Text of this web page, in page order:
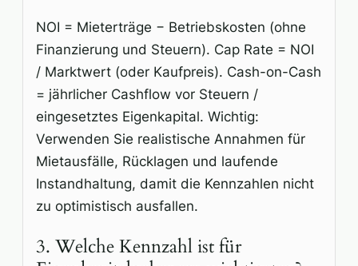
NOI = Mieterträge − Betriebskosten (ohne
Finanzierung und Steuern). Cap Rate = NOI
/ Marktwert (oder Kaufpreis). Cash-on-Cash
= jährlicher Cashflow vor Steuern /
eingesetztes Eigenkapital. Wichtig:
Verwenden Sie realistische Annahmen für
Mietausfälle, Rücklagen und laufende
Instandhaltung, damit die Kennzahlen nicht
zu optimistisch ausfallen.
3. Welche Kennzahl ist für